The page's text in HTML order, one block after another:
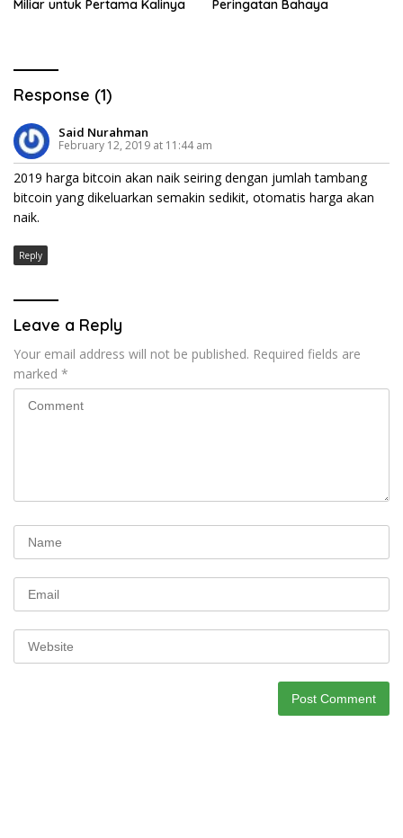
Miliar untuk Pertama Kalinya
Peringatan Bahaya
Response (1)
Said Nurahman
February 12, 2019 at 11:44 am
2019 harga bitcoin akan naik seiring dengan jumlah tambang
bitcoin yang dikeluarkan semakin sedikit, otomatis harga akan
naik.
Reply
Leave a Reply
Your email address will not be published. Required fields are
marked *